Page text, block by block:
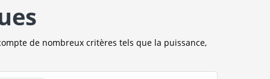
de nombreux critères tels que la puissance,